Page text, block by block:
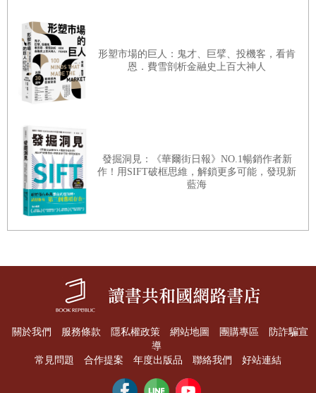
自己卻沒有判斷的能力，然後一再地被誤導跟賠錢。如果你
要花大把金錢投入股市，也要在股市中待上數十年，我真的
建議你花點小錢把這本書買回家，然後再花時間好好的閱
讀。股海在走，知識要有，不然你只會一直的被收割。
每個投資人都想要在股市中提款，那麼誰是別人的提款機
呢？「書中自有黃金屋」雖然是老生常談，但卻是顛撲不破
的硬道理。如果你羨慕悟天老師每年領70萬股利，臨淵羨
魚、不如退而結網。歡迎把書本帶回家好好的破解跟研究，
說不定下一個年領70萬股利的就是你了！知識就是力量，改
▌自序
小韭菜夫妻的存股成長之路
形塑市場的巨人：鬼才、巨擘、投機客，看肯
恩．費雪剖析金融史上百大神人
發掘洞見：《華爾街日報》NO.1暢銷作者新
作！用SIFT破框思維，解鎖更多可能，發現新
藍海
關於我們 服務條款 隱私權政策 網站地圖 團購專區
防詐騙宣
導
常見問題
合作提案 年度出版品 聯絡我們 好站連結